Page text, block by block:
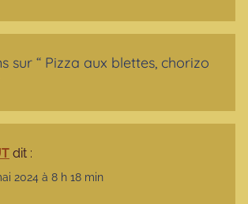
sur “ Pizza aux blettes, chorizo
dit :
2024 à 8 h 18 min